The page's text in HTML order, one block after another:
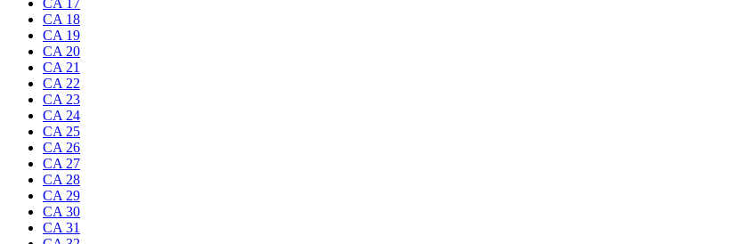
CA 18
CA 19
CA 20
CA 21
CA 22
CA 23
CA 24
CA 25
CA 26
CA 27
CA 28
CA 29
CA 30
CA 31